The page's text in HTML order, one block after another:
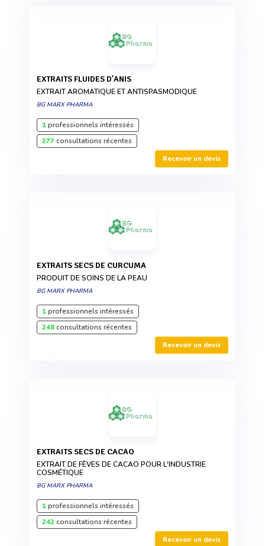
EXTRAITS FLUIDES D'ANIS
EXTRAIT AROMATIQUE ET ANTISPASMODIQUE
BG MARX PHARMA
1professionnels intéressés
277consultations récentes
Recevoir un devis
EXTRAITS SECS DE CURCUMA
PRODUIT DE SOINS DE LA PEAU
BG MARX PHARMA
1professionnels intéressés
248consultations récentes
Recevoir un devis
EXTRAITS SECS DE CACAO
EXTRAIT DE FÈVES DE CACAO POUR L'INDUSTRIE
COSMÉTIQUE
BG MARX PHARMA
1professionnels intéressés
242consultations récentes
Recevoir un devis